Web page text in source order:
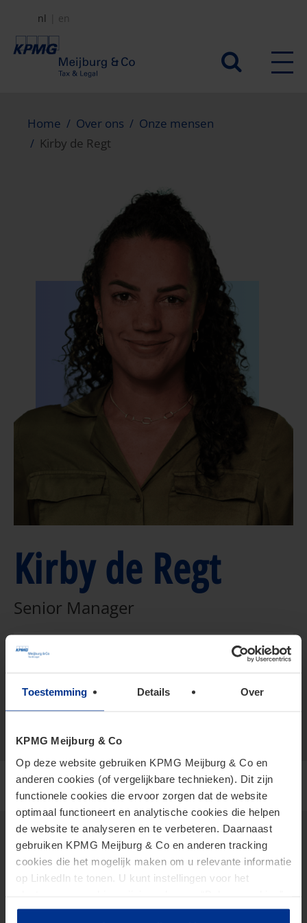
Toestemming Details Over
KPMG Meijburg & Co
Op deze website gebruiken KPMG Meijburg & Co en
anderen cookies (of vergelijkbare technieken). Dit zijn
functionele cookies die ervoor zorgen dat de website
optimaal functioneert en analytische cookies die helpen
de website te analyseren en te verbeteren. Daarnaast
gebruiken KPMG Meijburg & Co en anderen tracking
cookies die het mogelijk maken om u relevante informatie
op LinkedIn te tonen. U kunt instellingen voor het
te klikken. Als u op “Accepteer alle cookies” klikt, geeft u
naar
Secundair
nl en
Home Over ons
Onze mensen
Kirby de Regt
Kirby de Regt
Senior Manager
+316 150 083 93
deregt.kirby@kpmg.com
Thema's
AI in Tax